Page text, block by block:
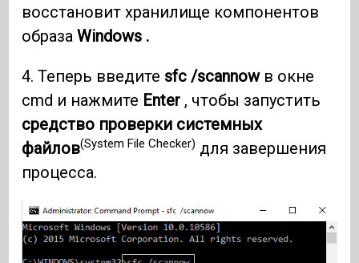
восстановит хранилище компонентов
образаWindows .
4. Теперь введите sfc /scannowв окне
cmd и нажмите Enter , чтобы запустить
средство проверки системных
файлов(System File Checker) для завершения
процесса.